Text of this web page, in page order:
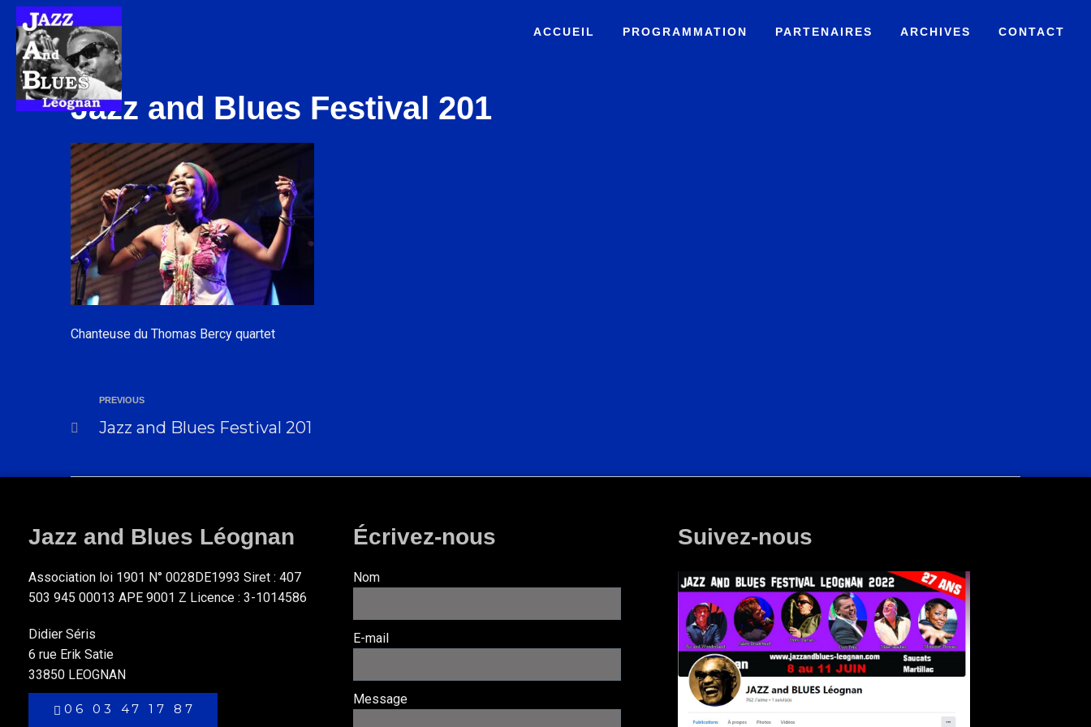
ACCUEIL PROGRAMMATION PARTENAIRES ARCHIVES CONTACT
Jazz and Blues Festival 201
Chanteuse du Thomas Bercy quartet
PREVIOUS
Jazz and Blues Festival 201
Jazz and Blues Léognan
Association loi 1901 N° 0028DE1993 Siret : 407
503 945 00013 APE 9001 Z Licence : 3-1014586
Didier Séris
6 rue Erik Satie
33850 LEOGNAN
06 03 47 17 87
Écrivez-nous
Nom
E-mail
Message
Suivez-nous